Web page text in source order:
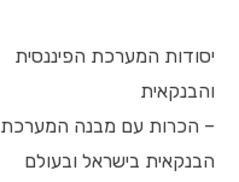
יסודות המערכת הפיננסית
והבנקאית
– הכרות עם מבנה המערכת
הבנקאית בישראל ובעולם